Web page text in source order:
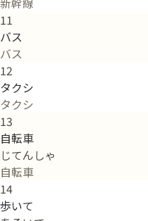
11
バス
バス
12
タクシ
タクシ
13
自転車
じてんしゃ
自転車
14
歩いて